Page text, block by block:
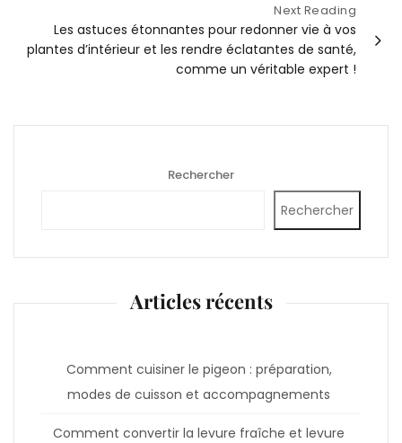
Next Reading
Les astuces étonnantes pour redonner vie à vos
plantes d’intérieur et les rendre éclatantes de santé,
comme un véritable expert !
Rechercher
Rechercher
Articles récents
Comment cuisiner le pigeon : préparation,
modes de cuisson et accompagnements
Comment convertir la levure fraîche et levure